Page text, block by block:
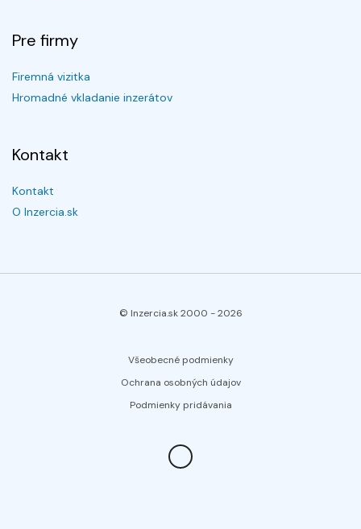
Pre firmy
Firemná vizitka
Hromadné vkladanie inzerátov
Kontakt
Kontakt
O Inzercia.sk
© Inzercia.sk 2000 -2026
Všeobecné podmienky
Ochrana osobných údajov
Podmienky pridávania